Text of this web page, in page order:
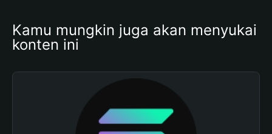
Kamu mungkin juga akan menyukai
konten ini